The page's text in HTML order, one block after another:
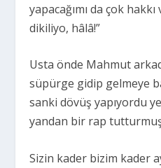
yapacağımı da çok
dikiliyo, hâlâ!”
Usta önde Mahmut
süpürge gidip gelmeye
sanki dövüş yapıyordu
yandan bir rap
Sizin kader bizim kader